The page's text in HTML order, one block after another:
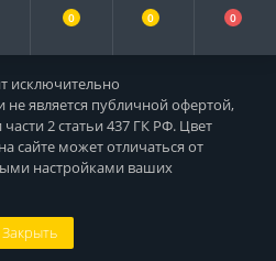
исключительно
является публичной офертой,
2 статьи 437 ГК РФ. Цвет
сайте может отличаться от
настройками ваших
Закрыть
0 0 0